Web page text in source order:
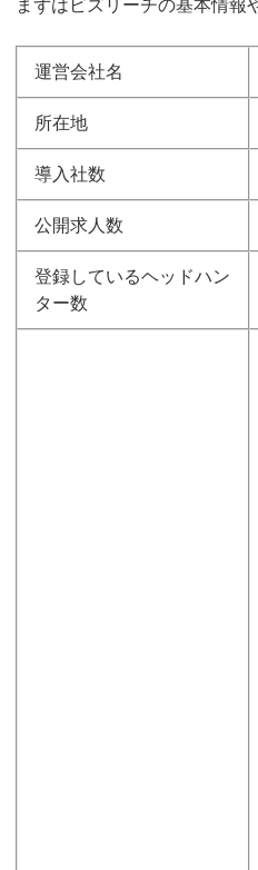
まずはビズリーチの基本情報
運営会社名
所在地
導入社数
公開求人数
登録しているヘッドハン
ター数